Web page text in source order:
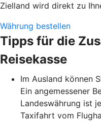
Zielland wird direkt zu
Währung bestellen
Tipps für die
Reisekasse
Im Ausland können
Ein angemessener
Landeswährung ist
Taxifahrt vom